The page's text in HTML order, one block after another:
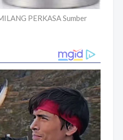
PERKASA Sumber